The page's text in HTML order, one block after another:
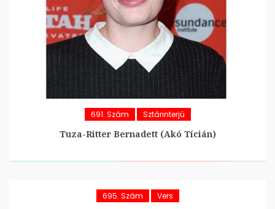
691. Szám Sztárinterjú
Tuza-Ritter Bernadett (Akó Tícián)
695. Szám Vers